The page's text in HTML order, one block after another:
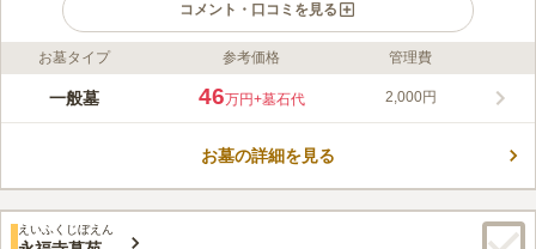
コメント・口コミを見る
ライフドット編集部のコメント
みよし市が管理・運営を行うお墓です。 申し込みは1世帯1区画
広さ2㎡もしくは3平名の普通墓地と広さ3㎡の芝生墓地があり、
参りも便利です。
口コミ評価
この霊園はまだ誰からも評価されていません。
お墓タイプ 参考価格 管理費
一般墓 46万円+墓石代 2,000円
お墓の詳細を見る
えいふくじぼえん